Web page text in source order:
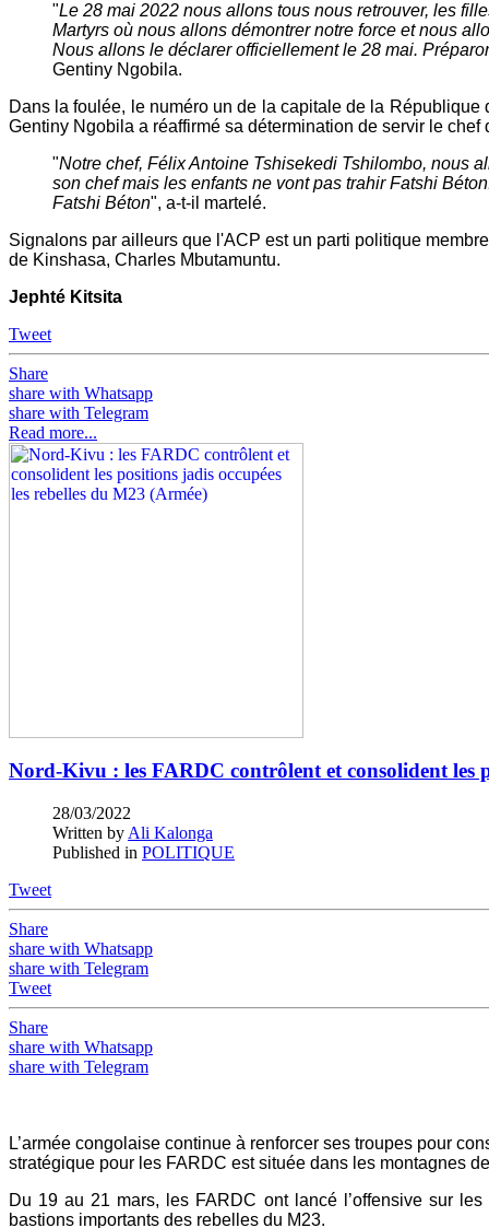
"Le 28 mai 2022 nous allons tous nous retrouver, les
Martyrs où nous allons démontrer notre force et nous
Nous allons le déclarer officiellement le 28 mai.
Gentiny Ngobila.
Dans la foulée, le numéro un de la capitale de la
Gentiny Ngobila a réaffirmé sa détermination de servir le
"Notre chef, Félix Antoine Tshisekedi Tshilombo, nous
son chef mais les enfants ne vont pas trahir Fatshi
Fatshi Béton", a-t-il martelé.
Signalons par ailleurs que l'ACP est un parti politique
de Kinshasa, Charles Mbutamuntu.
Jephté Kitsita
Tweet
Share
share with Whatsapp
share with Telegram
Read more...
Nord-Kivu : les FARDC contrôlent et consolident les
28/03/2022
Written by Ali Kalonga
Published in POLITIQUE
Tweet
Share
share with Whatsapp
share with Telegram
Tweet
Share
share with Whatsapp
share with Telegram
L’armée congolaise continue à renforcer ses troupes pour
stratégique pour les FARDC est située dans les montagnes
Du 19 au 21 mars, les FARDC ont lancé l’offensive sur
bastions importants des rebelles du M23.